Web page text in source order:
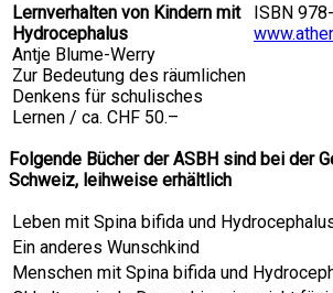
Lernverhalten von Kindern mit
Hydrocephalus
Antje Blume-Werry
Zur Bedeutung des räumlichen
Denkens für schulisches
Lernen / ca. CHF 50.–
ISBN
Folgende Bücher der ASBH sind bei der
Schweiz, leihweise erhältlich
Leben mit Spina bifida und
Ein anderes Wunschkind
Menschen mit Spina bifida und